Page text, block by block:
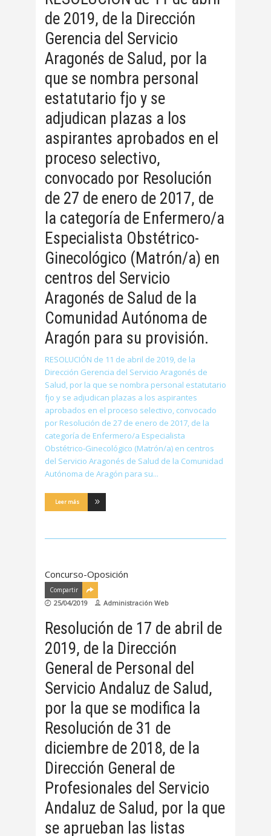
de 2019, de la Dirección
Gerencia del Servicio
Aragonés de Salud, por la
que se nombra personal
estatutario fjo y se
adjudican plazas a los
aspirantes aprobados en el
proceso selectivo,
convocado por Resolución
de 27 de enero de 2017, de
la categoría de Enfermero/a
Especialista Obstétrico-
Ginecológico (Matrón/a) en
centros del Servicio
Aragonés de Salud de la
Comunidad Autónoma de
Aragón para su provisión.
RESOLUCIÓN de 11 de abril de 2019, de la
Dirección Gerencia del Servicio Aragonés de
Salud, por la que se nombra personal estatutario
fjo y se adjudican plazas a los aspirantes
aprobados en el proceso selectivo, convocado
por Resolución de 27 de enero de 2017, de la
categoría de Enfermero/a Especialista
Obstétrico-Ginecológico (Matrón/a) en centros
del Servicio Aragonés de Salud de la Comunidad
Autónoma de Aragón para su
Leer más
Concurso-Oposición
Compartir
25/04/2019 Administración Web
Resolución de 17 de abril de
2019, de la Dirección
General de Personal del
Servicio Andaluz de Salud,
por la que se modifica la
Resolución de 31 de
diciembre de 2018, de la
Dirección General de
Profesionales del Servicio
Andaluz de Salud, por la que
se aprueban las listas